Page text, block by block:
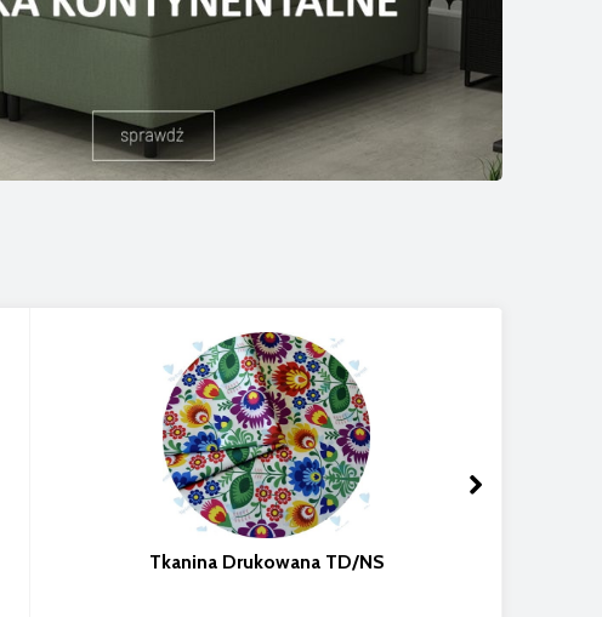
Tkanina Drukowana TD/NS